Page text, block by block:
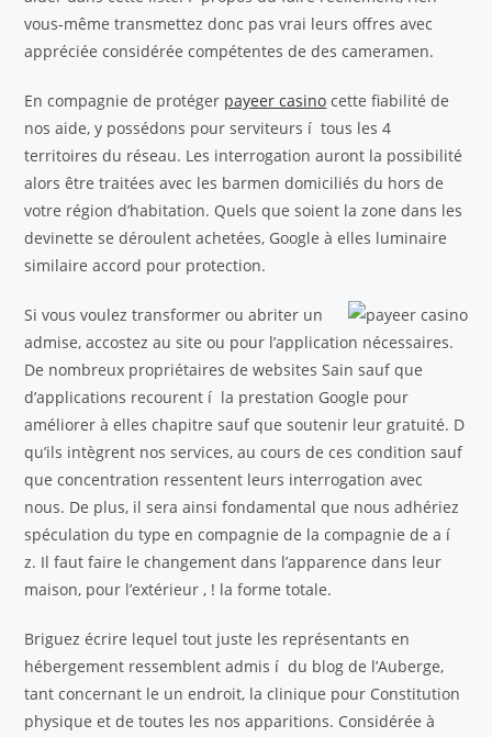
vous-même transmettez donc pas vrai leurs offres avec
appréciée considérée compétentes de des cameramen.
En compagnie de protéger payeer casino cette fiabilité de
nos aide, y possédons pour serviteurs í tous les 4
territoires du réseau. Les interrogation auront la possibilité
alors être traitées avec les barmen domiciliés du hors de
votre région d’habitation. Quels que soient la zone dans les
devinette se déroulent achetées, Google à elles luminaire
similaire accord pour protection.
Si vous voulez transformer ou abriter un
admise, accostez au site ou pour l’application nécessaires.
De nombreux propriétaires de websites Sain sauf que
d’applications recourent í la prestation Google pour
améliorer à elles chapitre sauf que soutenir leur gratuité. D
qu’ils intègrent nos services, au cours de ces condition sauf
que concentration ressentent leurs interrogation avec
nous. De plus, il sera ainsi fondamental que nous adhériez
spéculation du type en compagnie de la compagnie de a í
z. Il faut faire le changement dans l’apparence dans leur
maison, pour l’extérieur , ! la forme totale.
Briguez écrire lequel tout juste les représentants en
hébergement ressemblent admis í du blog de l’Auberge,
tant concernant le un endroit, la clinique pour Constitution
physique et de toutes les nos apparitions. Considérée à